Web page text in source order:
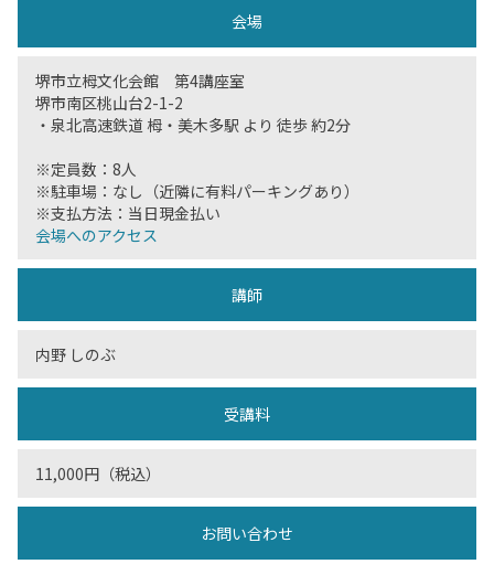
会場
堺市立栂文化会館 第4講座室
堺市南区桃山台2-1-2
・泉北高速鉄道 栂・美木多駅 より 徒歩 約2分
※定員数：8人
※駐車場：なし（近隣に有料パーキングあり）
※支払方法：当日現金払い
会場へのアクセス
講師
内野 しのぶ
受講料
11,000円（税込）
お問い合わせ